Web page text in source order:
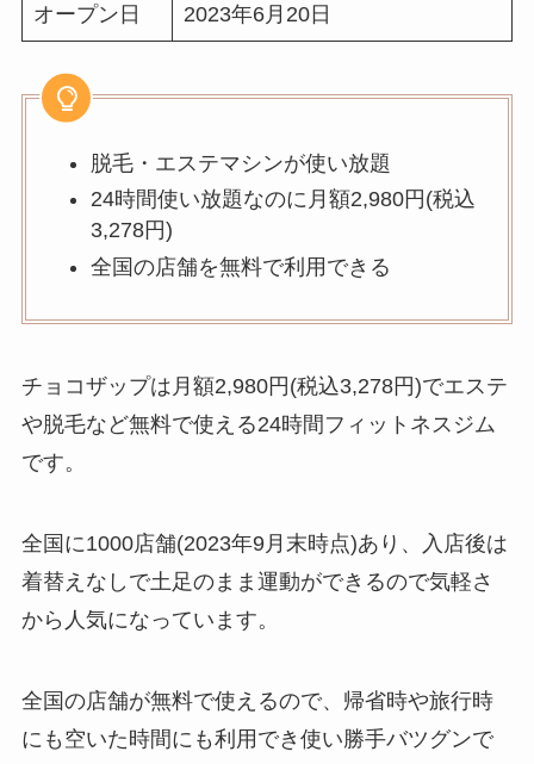
オープン日 2023年6月20日
脱毛・エステマシンが使い放題
24時間使い放題なのに月額2,980円(税込
3,278円)
全国の店舗を無料で利用できる
チョコザップは月額2,980円(税込3,278円)でエステ
や脱毛など無料で使える24時間フィットネスジム
です。
全国に1000店舗(2023年9月末時点)あり、入店後は
着替えなしで土足のまま運動ができるので気軽さ
から人気になっています。
全国の店舗が無料で使えるので、帰省時や旅行時
にも空いた時間にも利用でき使い勝手バツグンで